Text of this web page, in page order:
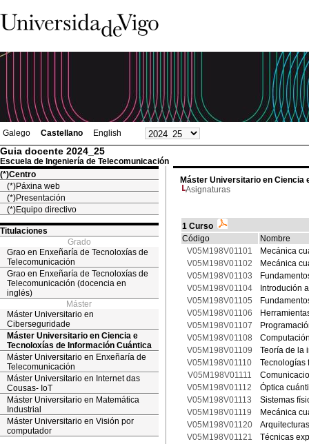
Galego Castellano English
Guia docente 2024_25
Escuela de Ingeniería de Telecomunicación
(*)Centro
(*)Páxina web
(*)Presentación
(*)Equipo directivo
Titulaciones
Grado
Grao en Enxeñaría de Tecnoloxías de
Telecomunicación
Grao en Enxeñaría de Tecnoloxías de
Telecomunicación (docencia en
inglés)
Máster
Máster Universitario en
Ciberseguridade
Máster Universitario en Ciencia e
Tecnoloxías de Información Cuántica
Máster Universitario en Enxeñaría de
Telecomunicación
Máster Universitario en Internet das
Cousas- IoT
Máster Universitario en Matemática
Industrial
Máster Universitario en Visión por
computador
Máster Universitario en Ciencia
Asignaturas
1 Curso
Código
Nombre
V05M198V01101
Mecánica
V05M198V01102
Mecánica
V05M198V01103
V05M198V01104
Introdución
V05M198V01105
V05M198V01106
V05M198V01107
V05M198V01108
V05M198V01109
Teoría de la
V05M198V01110
Tecnologías
V05M198V01111
V05M198V01112
Óptica
V05M198V01113
Sistemas
V05M198V01119
Mecánica
V05M198V01120
V05M198V01121
Técnicas